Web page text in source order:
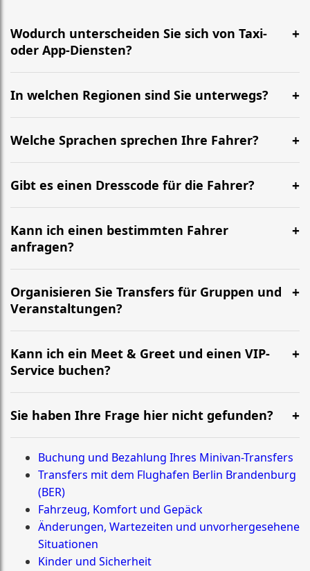
Wodurch unterscheiden Sie sich von Taxi-
oder App-Diensten?
In welchen Regionen sind Sie unterwegs?
Welche Sprachen sprechen Ihre Fahrer?
Gibt es einen Dresscode für die Fahrer?
Kann ich einen bestimmten Fahrer
anfragen?
Organisieren Sie Transfers für Gruppen und
Veranstaltungen?
Kann ich ein Meet & Greet und einen VIP-
Service buchen?
Sie haben Ihre Frage hier nicht gefunden?
Buchung und Bezahlung Ihres Minivan-Transfers
Transfers mit dem Flughafen Berlin Brandenburg
(BER)
Fahrzeug, Komfort und Gepäck
Änderungen, Wartezeiten und unvorhergesehene
Situationen
Kinder und Sicherheit